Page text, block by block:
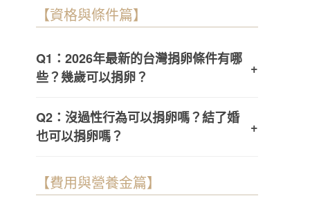
【資格與條件篇】
Q1：2026年最新的台灣捐卵條件有哪
些？幾歲可以捐卵？
+
Q2：沒過性行為可以捐卵嗎？結了婚
也可以捐卵嗎？
+
【費用與營養金篇】